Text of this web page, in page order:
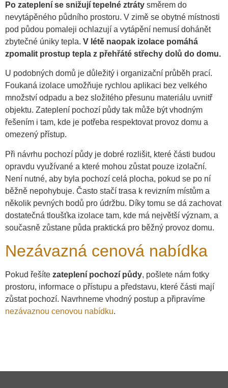
Po zateplení se snižují tepelné ztráty směrem do
nevytápěného půdního prostoru. V zimě se obytné místnosti
pod půdou pomaleji ochlazují a vytápění nemusí dohánět
zbytečné úniky tepla. V létě naopak izolace pomáhá
zpomalit prostup tepla z přehřáté střechy dolů do domu.
U podobných domů je důležitý i organizační průběh prací.
Foukaná izolace umožňuje rychlou aplikaci bez velkého
množství odpadu a bez složitého přesunu materiálu uvnitř
objektu. Zateplení pochozí půdy tak může být vhodným
řešením i tam, kde je potřeba respektovat provoz domu a
omezený přístup.
Při návrhu pochozí půdy je dobré rozlišit, které části budou
opravdu využívané a které mohou zůstat pouze izolační.
Není nutné, aby byla pochozí celá plocha, pokud se po ní
běžně nepohybuje. Často stačí trasa k revizním místům a
několik pevných bodů pro údržbu. Díky tomu se dá zachovat
dostatečná tloušťka izolace tam, kde má největší význam, a
současně zůstane půda praktická pro běžný provoz domu.
Nezávazná cenová nabídka
Pokud řešíte zateplení pochozí půdy, pošlete nám fotky
prostoru, informace o přístupu a představu, které části mají
zůstat pochozí. Navrhneme vhodný postup a připravíme
nezávaznou cenovou nabídku.